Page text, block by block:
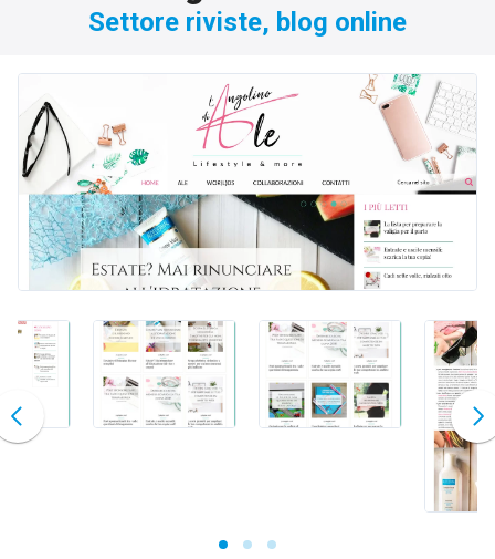
Settore tecnico, servizi e consulenze
Settore cultura
Settore turismo
Settore arte, artigianato
Settore riviste, blog online
Settore food
Seguici su
Cerca nel sito
Settore riviste, blog online